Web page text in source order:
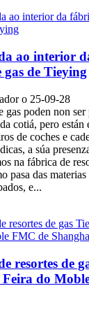
ao interior
gas de Tieying
o 25-09-28
gas poden non
cotiá, pero están
de coches e
a súa
na fábrica de
pasa das
e...
resortes de
do